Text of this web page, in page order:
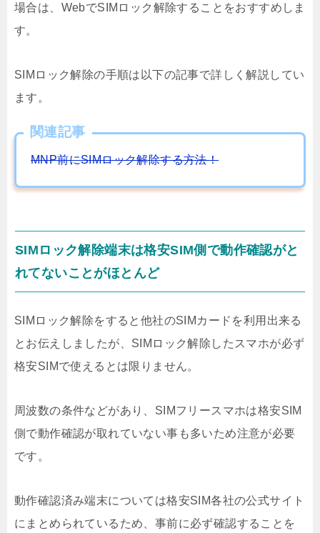
場合は、WebでSIMロック解除することをおすすめしま
す。
SIMロック解除の手順は以下の記事で詳しく解説してい
ます。
関連記事
MNP前にSIMロック解除する方法！
SIMロック解除端末は格安SIM側で動作確認がと
れてないことがほとんど
SIMロック解除をすると他社のSIMカードを利用出来る
とお伝えしましたが、SIMロック解除したスマホが必ず
格安SIMで使えるとは限りません。
周波数の条件などがあり、SIMフリースマホは格安SIM
側で動作確認が取れていない事も多いため注意が必要
です。
動作確認済み端末については格安SIM各社の公式サイト
にまとめられているため、事前に必ず確認することを